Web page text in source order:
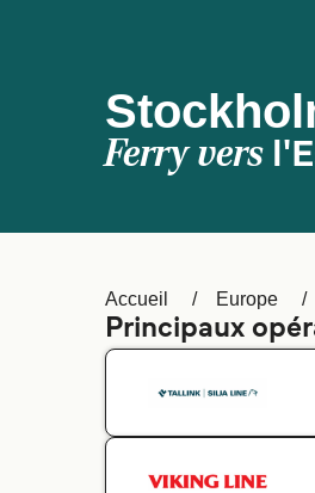
Ferry vers
Accueil Europe
Principaux